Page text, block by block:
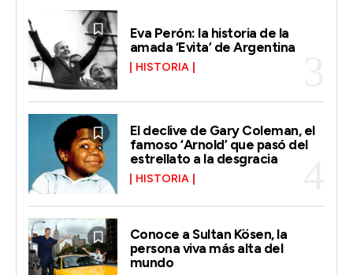
Eva Perón: la historia de la
amada ‘Evita’ de Argentina
HISTORIA
El declive de Gary Coleman, el
famoso ‘Arnold’ que pasó del
estrellato a la desgracia
HISTORIA
Conoce a Sultan Kösen, la
persona viva más alta del
mundo